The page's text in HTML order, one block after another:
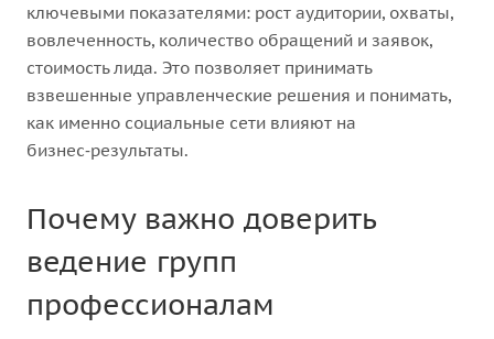
ключевыми показателями: рост аудитории, охваты,
вовлеченность, количество обращений и заявок,
стоимость лида. Это позволяет принимать
взвешенные управленческие решения и понимать,
как именно социальные сети влияют на
бизнес‑результаты.
Почему важно доверить
ведение групп
профессионалам